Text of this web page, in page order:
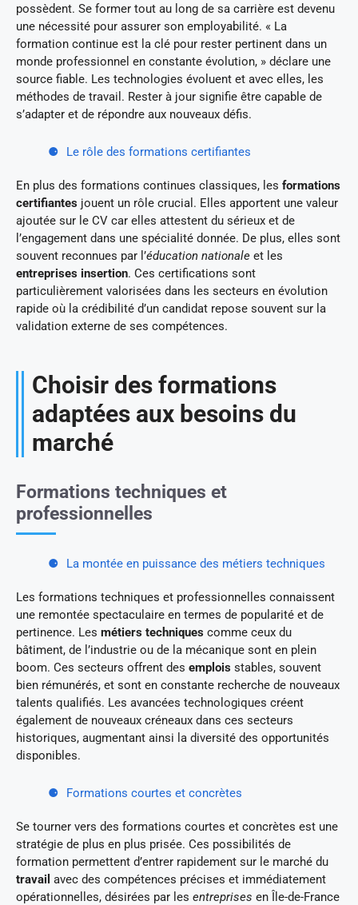
possèdent. Se former tout au long de sa carrière est devenu
une nécessité pour assurer son employabilité. « La
formation continue est la clé pour rester pertinent dans un
monde professionnel en constante évolution, » déclare une
source fiable. Les technologies évoluent et avec elles, les
méthodes de travail. Rester à jour signifie être capable de
s’adapter et de répondre aux nouveaux défis.
Le rôle des formations certifiantes
En plus des formations continues classiques, les formations
certifiantes jouent un rôle crucial. Elles apportent une valeur
ajoutée sur le CV car elles attestent du sérieux et de
l’engagement dans une spécialité donnée. De plus, elles sont
souvent reconnues par l’éducation nationale et les
entreprises insertion. Ces certifications sont
particulièrement valorisées dans les secteurs en évolution
rapide où la crédibilité d’un candidat repose souvent sur la
validation externe de ses compétences.
Choisir des formations
adaptées aux besoins du
marché
Formations techniques et
professionnelles
La montée en puissance des métiers techniques
Les formations techniques et professionnelles connaissent
une remontée spectaculaire en termes de popularité et de
pertinence. Les métiers techniques comme ceux du
bâtiment, de l’industrie ou de la mécanique sont en plein
boom. Ces secteurs offrent des emplois stables, souvent
bien rémunérés, et sont en constante recherche de nouveaux
talents qualifiés. Les avancées technologiques créent
également de nouveaux créneaux dans ces secteurs
historiques, augmentant ainsi la diversité des opportunités
disponibles.
Formations courtes et concrètes
Se tourner vers des formations courtes et concrètes est une
stratégie de plus en plus prisée. Ces possibilités de
formation permettent d’entrer rapidement sur le marché du
travail avec des compétences précises et immédiatement
opérationnelles, désirées par les entreprises en Île-de-France